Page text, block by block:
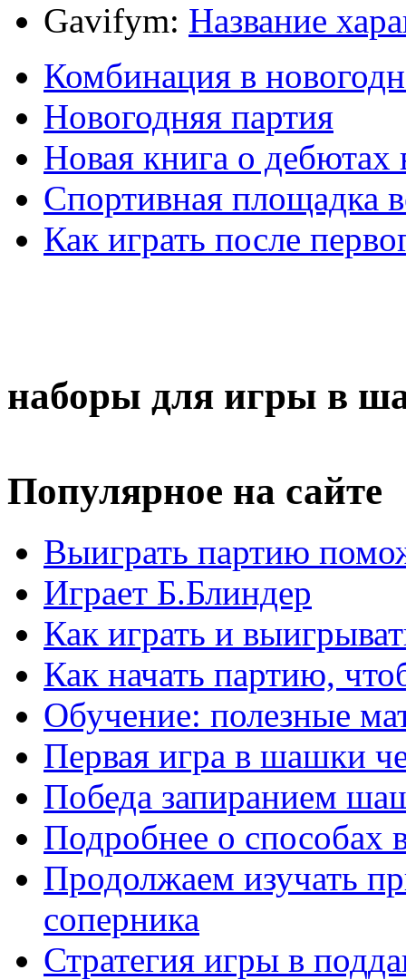
Gavifym: Название
Комбинация в
Новогодняя партия
Новая книга о
Спортивная площадка
Как играть после
наборы для игры в
Популярное на сайте
Выиграть партию
Играет Б.Блиндер
Как играть и
Как начать партию,
Обучение: полезные
Первая игра в шашки
Победа запиранием
Подробнее о способах
Продолжаем изучать
соперника
Стратегия игры в